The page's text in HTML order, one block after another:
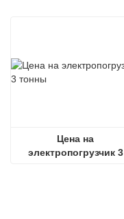
Цена на
электропогрузчик 3